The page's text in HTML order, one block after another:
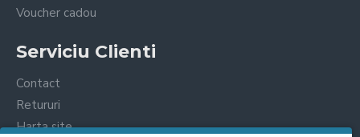
Voucher cadou
Serviciu Clienti
Contact
Retururi
Harta site